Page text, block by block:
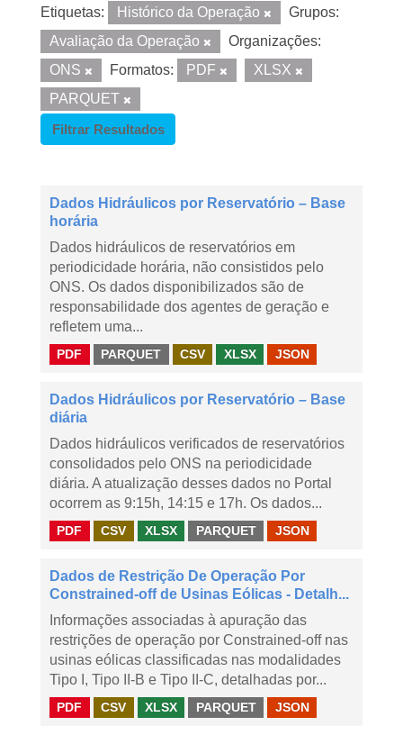
Etiquetas: Histórico da Operação
Grupos:
Avaliação da Operação
Organizações:
ONS
Formatos: PDF
XLSX
PARQUET
Filtrar Resultados
Dados Hidráulicos por Reservatório – Base
horária
Dados hidráulicos de reservatórios em
periodicidade horária, não consistidos pelo
ONS. Os dados disponibilizados são de
responsabilidade dos agentes de geração e
refletem uma...
PDF PARQUET CSV XLSX JSON
Dados Hidráulicos por Reservatório – Base
diária
Dados hidráulicos verificados de reservatórios
consolidados pelo ONS na periodicidade
diária. A atualização desses dados no Portal
ocorrem as 9:15h, 14:15 e 17h. Os dados...
PDF CSV XLSX PARQUET JSON
Dados de Restrição De Operação Por
Constrained-off de Usinas Eólicas - Detalh...
Informações associadas à apuração das
restrições de operação por Constrained-off nas
usinas eólicas classificadas nas modalidades
Tipo I, Tipo II-B e Tipo II-C, detalhadas por...
PDF CSV XLSX PARQUET JSON